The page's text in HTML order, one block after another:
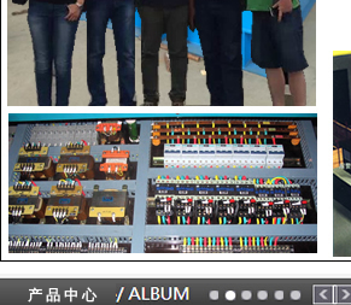
产 品 中 心